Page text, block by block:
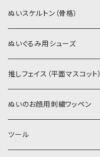
スキンカラー生地
カーリーベルボア
パウダーボア（4mm）
ウィッグボア（8cm）
白系
緑系
黄色・クリーム系
スキンカラー系
白系
緑系
ステッチカラー
ミニワッペン
リボン
ぬいスケルトン（骨格）
ぬいぐるみ用シューズ
推しフェイス（平面マスコット）
ぬいのお顔用刺繍ワッペン
ツール